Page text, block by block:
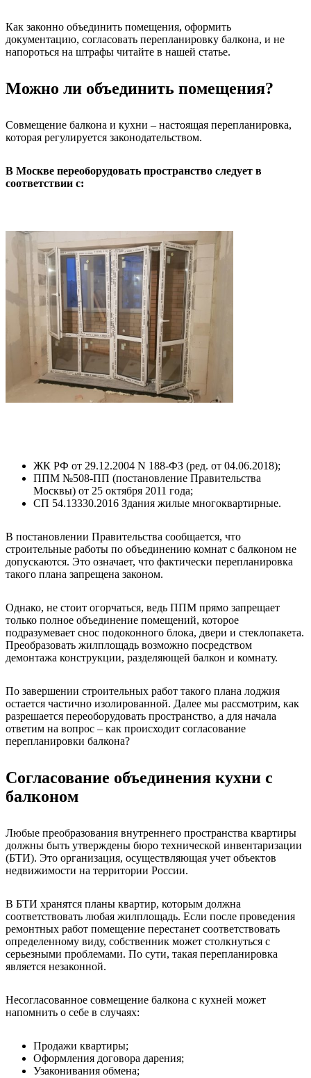
Как законно объединить помещения, оформить
документацию, согласовать перепланировку балкона, и не
напороться на штрафы читайте в нашей статье.
Можно ли объединить помещения?
Совмещение балкона и кухни – настоящая перепланировка,
которая регулируется законодательством.
В Москве переоборудовать пространство следует в
соответствии с:
ЖК РФ от 29.12.2004 N 188-ФЗ (ред. от 04.06.2018);
ППМ №508-ПП (постановление Правительства
Москвы) от 25 октября 2011 года;
СП 54.13330.2016 Здания жилые многоквартирные.
В постановлении Правительства сообщается, что
строительные работы по объединению комнат с балконом не
допускаются. Это означает, что фактически перепланировка
такого плана запрещена законом.
Однако, не стоит огорчаться, ведь ППМ прямо запрещает
только полное объединение помещений, которое
подразумевает снос подоконного блока, двери и стеклопакета.
Преобразовать жилплощадь возможно посредством
демонтажа конструкции, разделяющей балкон и комнату.
По завершении строительных работ такого плана лоджия
остается частично изолированной. Далее мы рассмотрим, как
разрешается переоборудовать пространство, а для начала
ответим на вопрос – как происходит согласование
перепланировки балкона?
Согласование объединения кухни с
балконом
Любые преобразования внутреннего пространства квартиры
должны быть утверждены бюро технической инвентаризации
(БТИ). Это организация, осуществляющая учет объектов
недвижимости на территории России.
В БТИ хранятся планы квартир, которым должна
соответствовать любая жилплощадь. Если после проведения
ремонтных работ помещение перестанет соответствовать
определенному виду, собственник может столкнуться с
серьезными проблемами. По сути, такая перепланировка
является незаконной.
Несогласованное совмещение балкона с кухней может
напомнить о себе в случаях:
Продажи квартиры;
Оформления договора дарения;
Узаконивания обмена;